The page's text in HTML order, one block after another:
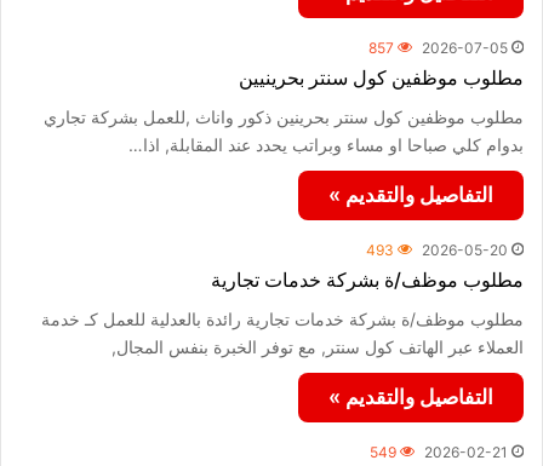
2026-07-05
857
مطلوب موظفين كول سنتر بحرينيين
مطلوب موظفين كول سنتر بحرينين ذكور واناث ,للعمل بشركة تجاري
بدوام كلي صباحا او مساء وبراتب يحدد عند المقابلة, اذا…
التفاصيل والتقديم »
2026-05-20
493
مطلوب موظف/ة بشركة خدمات تجارية
مطلوب موظف/ة بشركة خدمات تجارية رائدة بالعدلية للعمل كـ خدمة
العملاء عبر الهاتف كول سنتر, مع توفر الخبرة بنفس المجال,
التفاصيل والتقديم »
2026-02-21
549